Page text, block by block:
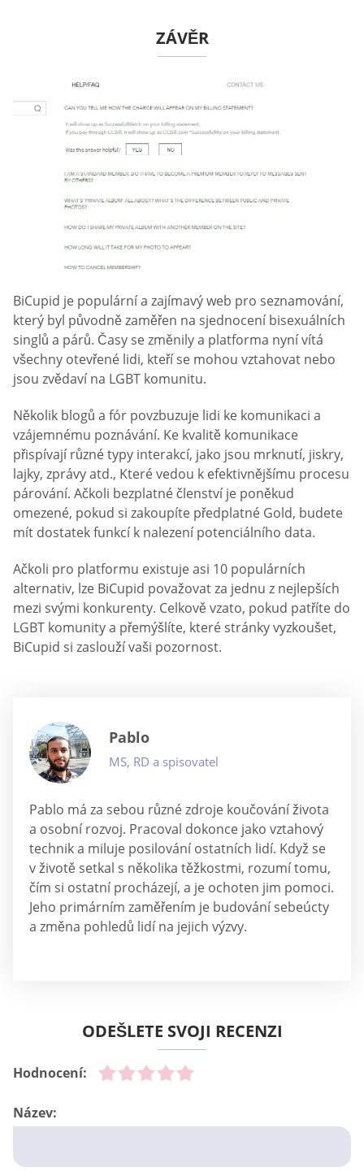
ZÁVĚR
BiCupid je populární a zajímavý web pro seznamování,
který byl původně zaměřen na sjednocení bisexuálních
singlů a párů. Časy se změnily a platforma nyní vítá
všechny otevřené lidi, kteří se mohou vztahovat nebo
jsou zvědaví na LGBT komunitu.
Několik blogů a fór povzbuzuje lidi ke komunikaci a
vzájemnému poznávání. Ke kvalitě komunikace
přispívají různé typy interakcí, jako jsou mrknutí, jiskry,
lajky, zprávy atd., Které vedou k efektivnějšímu procesu
párování. Ačkoli bezplatné členství je poněkud
omezené, pokud si zakoupíte předplatné Gold, budete
mít dostatek funkcí k nalezení potenciálního data.
Ačkoli pro platformu existuje asi 10 populárních
alternativ, lze BiCupid považovat za jednu z nejlepších
mezi svými konkurenty. Celkově vzato, pokud patříte do
LGBT komunity a přemýšlíte, které stránky vyzkoušet,
BiCupid si zaslouží vaši pozornost.
Pablo
MS, RD a spisovatel
Pablo má za sebou různé zdroje koučování života
a osobní rozvoj. Pracoval dokonce jako vztahový
technik a miluje posilování ostatních lidí. Když se
v životě setkal s několika těžkostmi, rozumí tomu,
čím si ostatní procházejí, a je ochoten jim pomoci.
Jeho primárním zaměřením je budování sebeúcty
a změna pohledů lidí na jejich výzvy.
ODEŠLETE SVOJI RECENZI
Hodnocení:
Název: